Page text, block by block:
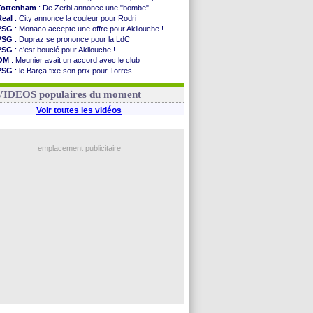
: De Zerbi annonce une "bombe"
: City annonce la couleur pour Rodri
: Monaco accepte une offre pour Akliouche !
: Dupraz se prononce pour la LdC
: c'est bouclé pour Akliouche !
: Meunier avait un accord avec le club
: le Barça fixe son prix pour Torres
: Infantino sollicite Trump
populaires du moment
Voir toutes les vidéos
emplacement publicitaire